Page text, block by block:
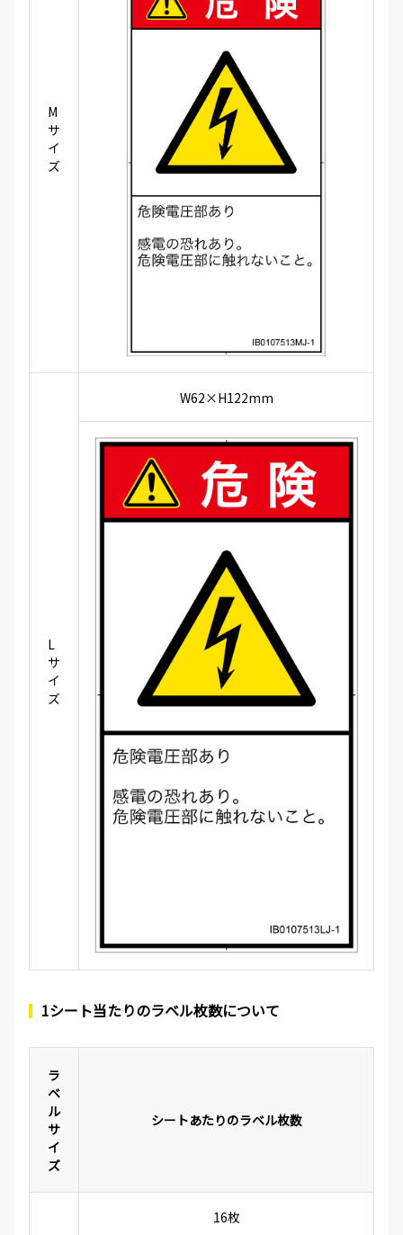
M
サ
イ
ズ
L
サ
イ
ズ
W62×H122mm
1シート当たりのラベル枚数について
ラ
ベ
ル
サ
イ
ズ
シートあたりのラベル枚数
16枚